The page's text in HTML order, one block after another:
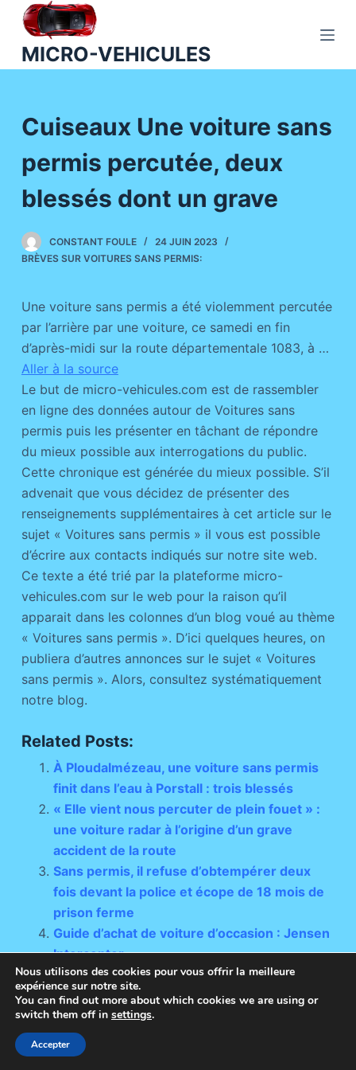
P
u
o
e
u
MICRO-VEHICULES
Cuiseaux Une voiture sans
permis percutée, deux
blessés dont un grave
CONSTANT FOULE
24 JUIN 2023
BRÈVES SUR VOITURES SANS PERMIS:
Une voiture sans permis a été violemment percutée
par l’arrière par une voiture, ce samedi en fin
d’après-midi sur la route départementale 1083, à …
Aller à la source
Le but de micro-vehicules.com est de rassembler
en ligne des données autour de Voitures sans
permis puis les présenter en tâchant de répondre
du mieux possible aux interrogations du public.
Cette chronique est générée du mieux possible. S’il
advenait que vous décidez de présenter des
renseignements supplémentaires à cet article sur le
sujet « Voitures sans permis » il vous est possible
d’écrire aux contacts indiqués sur notre site web.
Ce texte a été trié par la plateforme micro-
vehicules.com sur le web pour la raison qu’il
apparait dans les colonnes d’un blog voué au thème
« Voitures sans permis ». D’ici quelques heures, on
publiera d’autres annonces sur le sujet « Voitures
sans permis ». Alors, consultez systématiquement
notre blog.
Related Posts:
À Ploudalmézeau, une voiture sans permis
finit dans l’eau à Porstall : trois blessés
« Elle vient nous percuter de plein fouet » :
une voiture radar à l’origine d’un grave
accident de la route
Sans permis, il refuse d’obtempérer deux
fois devant la police et écope de 18 mois de
prison ferme
Guide d’achat de voiture d’occasion : Jensen
Interceptor
Copyright © 2026 - Thème WordPress par
CreativeThemes
Nous utilisons des cookies pour vous offrir la meilleure
expérience sur notre site.
You can find out more about which cookies we are using or
switch them off in settings.
Accepter